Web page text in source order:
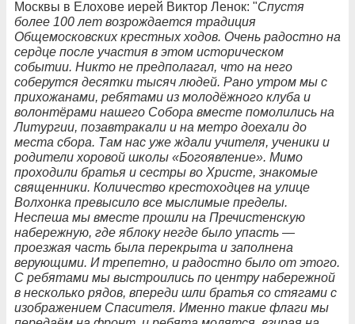
Москвы в Елохове иерей Виктор Ленок: "Спустя
более 100 лет возрождается традиция
Общемосковских крестных ходов. Очень радостно на
сердце после участия в этом историческом
событии. Никто не предполагал, что на него
соберутся десятки тысяч людей. Рано утром мы с
прихожанами, ребятами из молодёжного клуба и
волонтёрами нашего Собора вместе помолились на
Литургии, позавтракали и на метро доехали до
места сбора. Там нас уже ждали учителя, ученики и
родители хоровой школы «Богоявление». Мимо
проходили братья и сестры во Христе, знакомые
священники. Количество крестоходцев на улице
Волхонка превысило все мыслимые пределы.
Неспеша мы вместе прошли на Пречистенскую
набережную, где яблоку негде было упасть —
проезжая часть была перекрыта и заполнена
верующими. И трепетно, и радостно было от этого.
С ребятами мы выстроились по центру набережной
в несколько рядов, впереди шли братья со стягами с
изображением Спасителя. Именно такие флаги мы